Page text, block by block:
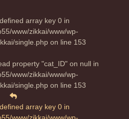
array key 0 in
www/zikkai/www/wp-
single.php on line 153
property "cat_ID" on null in
www/zikkai/www/wp-
single.php on line 153
array key 0 in